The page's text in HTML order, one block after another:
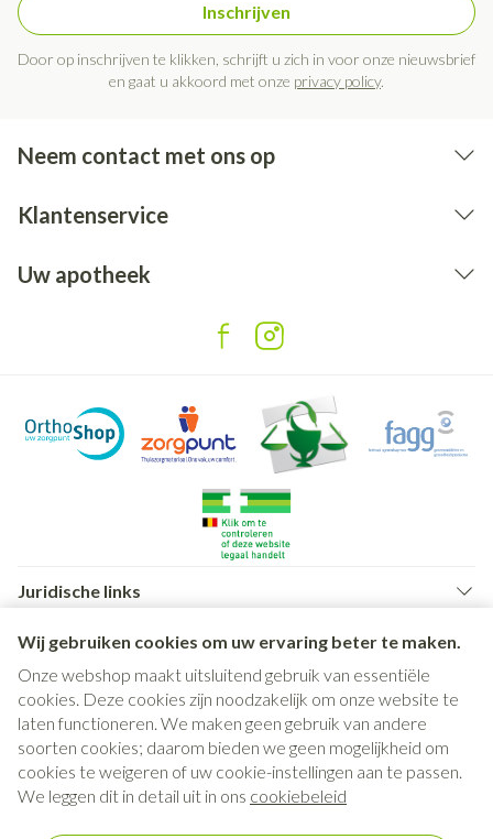
Wij gebruiken cookies om uw ervaring beter te maken.
Onze webshop maakt uitsluitend gebruik van essentiële
cookies. Deze cookies zijn noodzakelijk om onze website te
laten functioneren. We maken geen gebruik van andere
soorten cookies; daarom bieden we geen mogelijkheid om
cookies te weigeren of uw cookie-instellingen aan te passen.
We leggen dit in detail uit in ons cookiebeleid
Inschrijven
Door op inschrijven te klikken, schrijft u zich in voor onze nieuwsbrief
en gaat u akkoord met onze privacy policy.
Neem contact met ons op
Klantenservice
Uw apotheek
Juridische links